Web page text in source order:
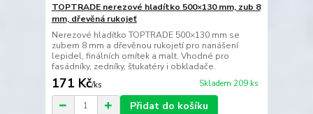
TOPTRADE nerezové hladítko 500×130 mm, zub 8
mm, dřevěná rukojeť
Nerezové hladítko TOPTRADE 500×130 mm se
zubem 8 mm a dřevěnou rukojetí pro nanášení
lepidel, finálních omítek a malt. Vhodné pro
fasádníky, zedníky, štukatéry i obkladače.
171 Kč/ks Skladem 209 ks
Přidat do košíku